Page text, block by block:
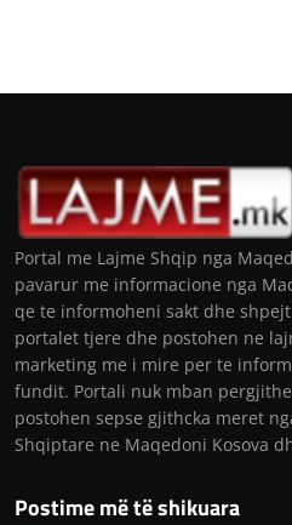
Portal me Lajme Shqip nga
pavarur me informacione nga
qe te informoheni sakt dhe
portalet tjere dhe postohen ne
marketing me i mire per te
fundit. Portali nuk mban
postohen sepse gjithcka meret
Shqiptare ne Maqedoni Kosova
Postime më të shikuara